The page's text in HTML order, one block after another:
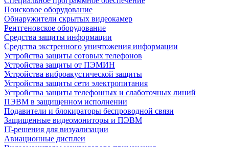
Поисковое оборудование
Обнаружители скрытых видеокамер
Рентгеновское оборудование
Средства защиты информации
Средства экстренного уничтожения информации
Устройства защиты сотовых телефонов
Устройства защиты от ПЭМИН
Устройства виброакустической защиты
Устройства защиты сети электропитания
Устройства защиты телефонных и слаботочных линий
ПЭВМ в защищенном исполнении
Подавители и блокираторы беспроводной связи
Защищенные видеомониторы и ПЭВМ
IT-решения для визуализации
Авиационные дисплеи